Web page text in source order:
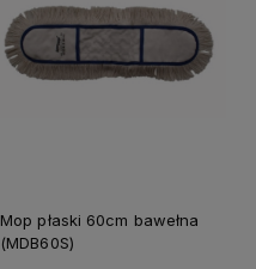
Mop płaski 60cm bawełna
(MDB60S)